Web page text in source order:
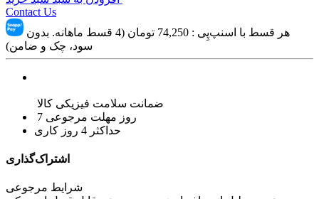
Contact Us
هر قسط با اسنپ‌پِی : 74,250
تومان (4 قسط ماهانه. بدون
سود، چک و ضامن)
ضمانت سلامت فیزیکی کالا
7 روز مهلت مرجوعی
حداکثر 4 روز کاری
اشتراک‌گذاری
شرایط مرجوعی